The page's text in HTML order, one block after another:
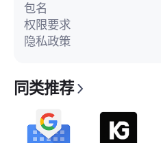
包名
权限要求
隐私政策
同类推荐